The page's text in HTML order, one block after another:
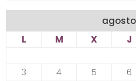
L
M X J
3
4 5 6